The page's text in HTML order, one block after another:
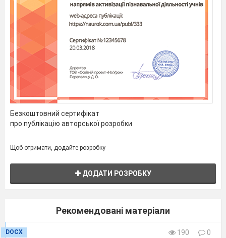
Завдання:
Намалюйте маску для обраного
персонажа. Це може бути казковий герой
(Котигорошко, Баба-Яга) або придуманий вами
образ.
Алгоритм роботи:
Визначте характер (добрий чи злий).
Намалюйте овал обличчя та додайте
зуби чи пишні вії.
Безкоштовний сертифікат
про публікацію авторської розробки
Щоб отримати, додайте розробку
ДОДАТИ РОЗРОБКУ
Рекомендовані матеріали
DOCX 190
0